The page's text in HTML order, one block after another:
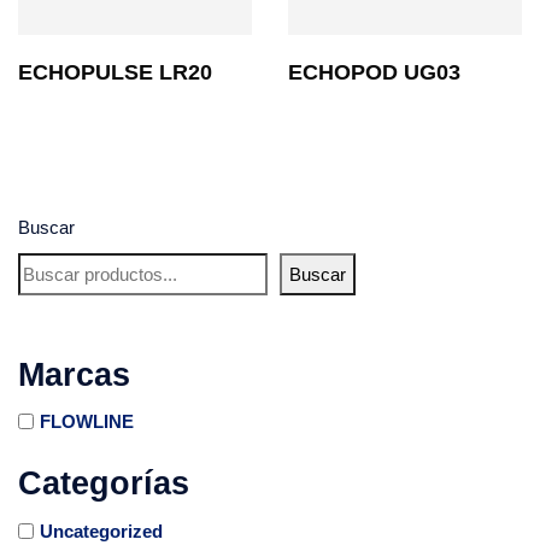
Buscar
Buscar
Marcas
FLOWLINE
Categorías
Uncategorized
ECHOPULSE LR20 ECHOPOD UG03